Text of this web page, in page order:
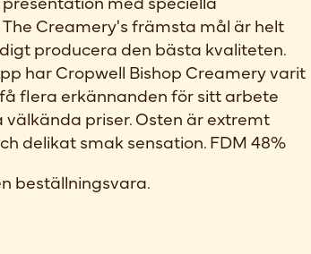
Creamery's främsta mål är helt
producera den bästa kvaliteten.
har Cropwell Bishop Creamery varit
flera erkännanden för sitt arbete
priser. Osten är extremt
delikat smak sensation. FDM 48%
beställningsvara.